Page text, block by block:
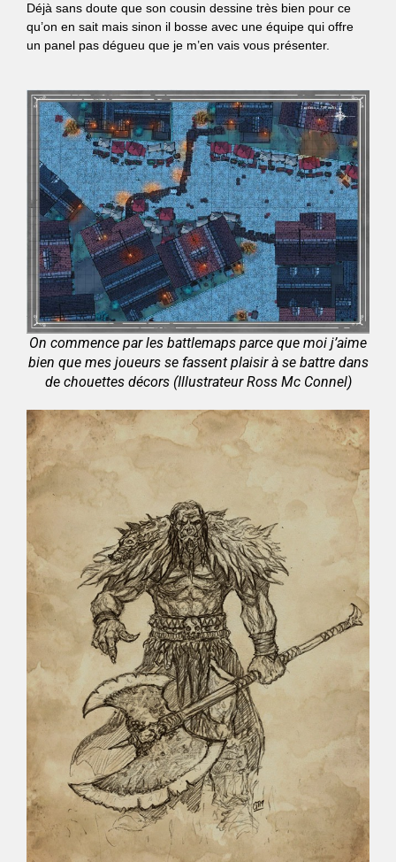
Déjà sans doute que son cousin dessine très bien pour ce
qu’on en sait mais sinon il bosse avec une équipe qui offre
un panel pas dégueu que je m’en vais vous présenter.
On commence par les battlemaps parce que moi j’aime
bien que mes joueurs se fassent plaisir à se battre dans
de chouettes décors (Illustrateur Ross Mc Connel)